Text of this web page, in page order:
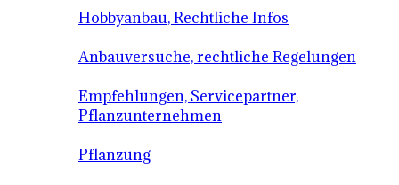
Hobbyanbau, Rechtliche Infos
Anbauversuche, rechtliche Regelungen
Empfehlungen, Servicepartner,
Pflanzunternehmen
Pflanzung